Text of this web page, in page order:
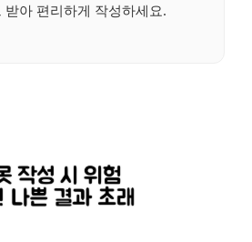
받아 편리하게 작성하세요.